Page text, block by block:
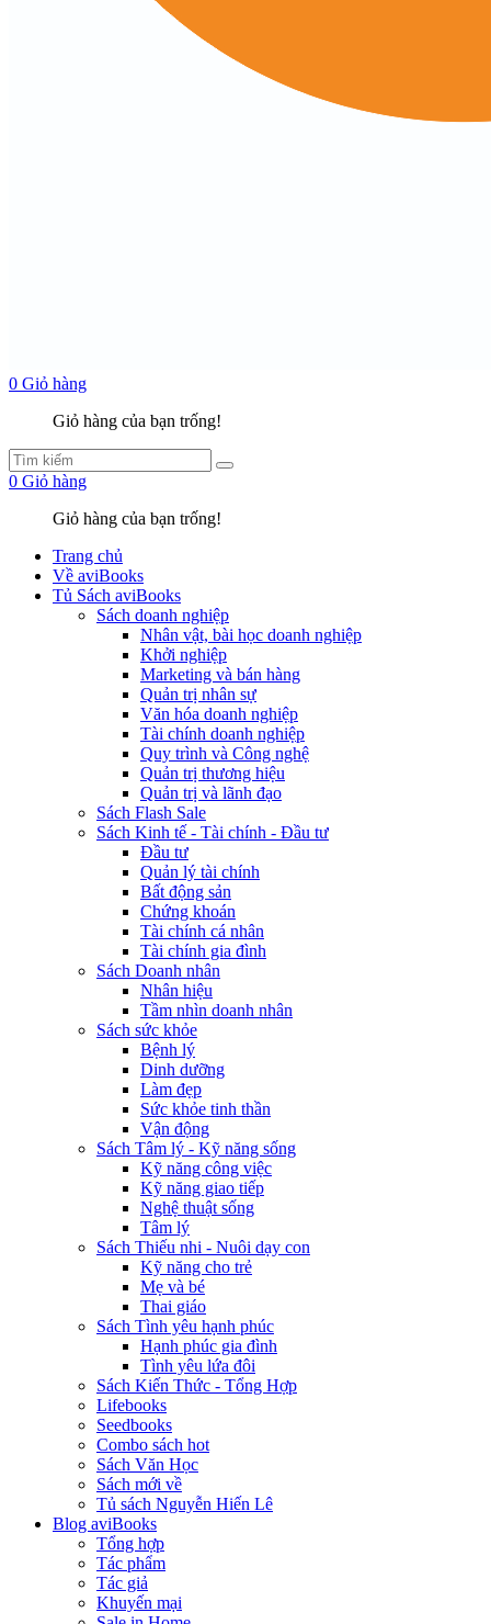
0 Giỏ hàng
Giỏ hàng của bạn trống!
0 Giỏ hàng
Giỏ hàng của bạn trống!
Trang chủ
Về aviBooks
Tủ Sách aviBooks
Sách doanh nghiệp
Nhân vật, bài học doanh nghiệp
Khởi nghiệp
Marketing và bán hàng
Quản trị nhân sự
Văn hóa doanh nghiệp
Tài chính doanh nghiệp
Quy trình và Công nghệ
Quản trị thương hiệu
Quản trị và lãnh đạo
Sách Flash Sale
Sách Kinh tế - Tài chính - Đầu tư
Đầu tư
Quản lý tài chính
Bất động sản
Chứng khoán
Tài chính cá nhân
Tài chính gia đình
Sách Doanh nhân
Nhân hiệu
Tầm nhìn doanh nhân
Sách sức khỏe
Bệnh lý
Dinh dưỡng
Làm đẹp
Sức khỏe tinh thần
Vận động
Sách Tâm lý - Kỹ năng sống
Kỹ năng công việc
Kỹ năng giao tiếp
Nghệ thuật sống
Tâm lý
Sách Thiếu nhi - Nuôi dạy con
Kỹ năng cho trẻ
Mẹ và bé
Thai giáo
Sách Tình yêu hạnh phúc
Hạnh phúc gia đình
Tình yêu lứa đôi
Sách Kiến Thức - Tổng Hợp
Lifebooks
Seedbooks
Combo sách hot
Sách Văn Học
Sách mới về
Tủ sách Nguyễn Hiến Lê
Blog aviBooks
Tổng hợp
Tác phẩm
Tác giả
Khuyến mại